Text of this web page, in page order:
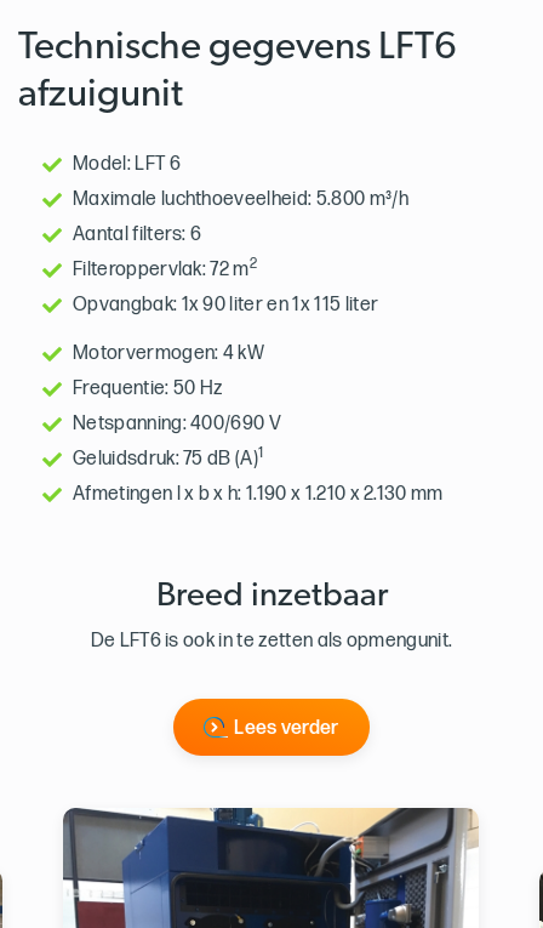
Technische gegevens LFT6
afzuigunit
Model: LFT 6
Maximale luchthoeveelheid: 5.800 m³/h
Aantal filters: 6
Filteroppervlak: 72 m2
Opvangbak: 1x 90 liter en 1x 115 liter
Motorvermogen: 4 kW
Frequentie: 50 Hz
Netspanning: 400/690 V
Geluidsdruk: 75 dB (A)1
Afmetingen l x b x h: 1.190 x 1.210 x 2.130 mm
Breed inzetbaar
De LFT6 is ook in te zetten als opmengunit.
Lees verder